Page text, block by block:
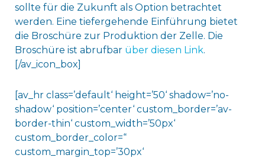
sollte für die Zukunft als Option betrachtet
werden. Eine tiefergehende Einführung bietet
die Broschüre zur Produktion der Zelle. Die
Broschüre ist abrufbar über diesen Link.
[/av_icon_box]
[av_hr class=’default‘ height=’50‘ shadow=’no-
shadow‘ position=’center‘ custom_border=’av-
border-thin‘ custom_width=’50px‘
custom_border_color=“
custom_margin_top=’30px‘